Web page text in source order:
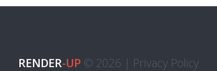
RENDER-UP © 2026 | Privacy Policy